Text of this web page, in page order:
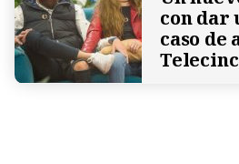
con dar
caso de